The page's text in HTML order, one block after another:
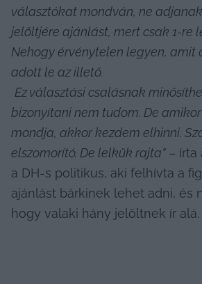
választókat mondván, ne
jelöltjére ajánlást, mert csak 1-re
Nehogy érvénytelen legyen, amit
adott le az illető.
Ez választási csalásnak
bizonyítani nem tudom. De
mondja, akkor kezdem elhinni.
elszomorító. De lelkük rajta” – írta
a DH-s politikus, aki felhívta a
ajánlást bárkinek lehet adni, és
hogy valaki hány jelöltnek ír alá.